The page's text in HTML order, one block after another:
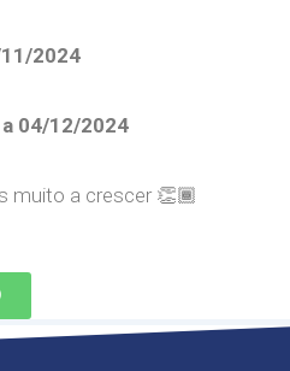
2024
04/12/2024
muito a crescer 👏🏾